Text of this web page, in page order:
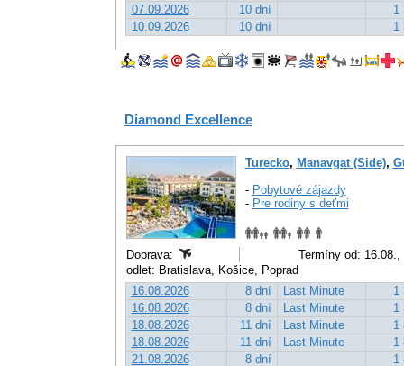
07.09.2026
10 dní
1
10.09.2026
10 dní 1
Diamond Excellence
Turecko, Manavgat (Side),
- Pobytové zájazdy
- Pre rodiny s deťmi
Doprava:
Termíny od: 16.08.,
odlet: Bratislava, Košice, Poprad
16.08.2026
8 dní Last Minute
1
16.08.2026
8 dní Last Minute
1
18.08.2026
11 dní Last Minute
1
18.08.2026
11 dní Last Minute
1
21.08.2026
8 dní 1